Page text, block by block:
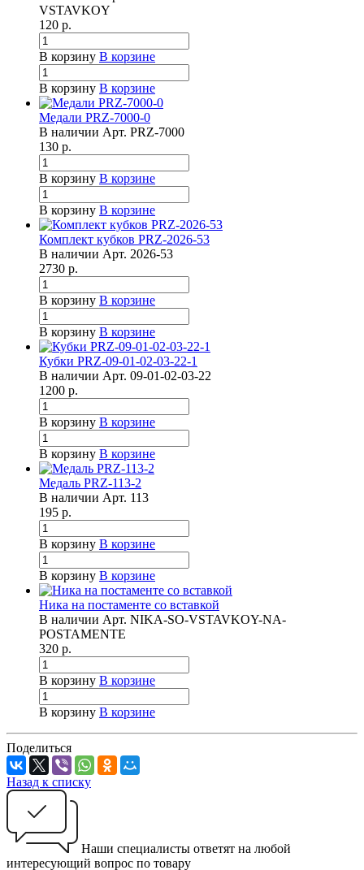
VSTAVKOY
120 р.
В корзину В корзине
В корзину В корзине
Медали PRZ-7000-0
В наличии Арт. PRZ-7000
130 р.
В корзину В корзине
В корзину В корзине
Комплект кубков PRZ-2026-53
В наличии Арт. 2026-53
2730 р.
В корзину В корзине
В корзину В корзине
Кубки PRZ-09-01-02-03-22-1
В наличии Арт. 09-01-02-03-22
1200 р.
В корзину В корзине
В корзину В корзине
Медаль PRZ-113-2
В наличии Арт. 113
195 р.
В корзину В корзине
В корзину В корзине
Ника на постаменте со вставкой
В наличии Арт. NIKA-SO-VSTAVKOY-NA-
POSTAMENTE
320 р.
В корзину В корзине
В корзину В корзине
Поделиться
Назад к списку
Наши специалисты ответят на любой
интересующий вопрос по товару